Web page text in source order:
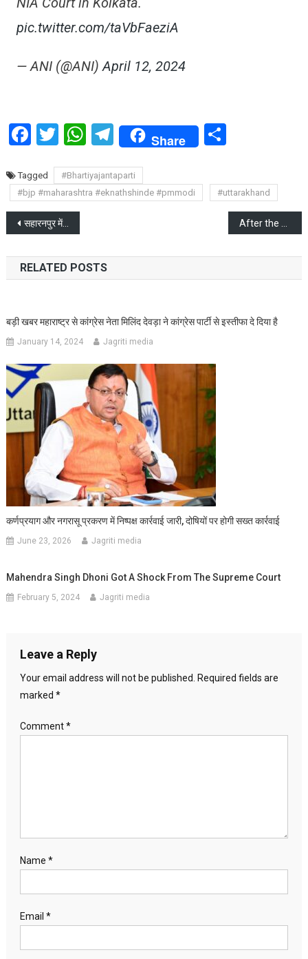
pic.twitter.com/taVbFaeziA
— ANI (@ANI)April 12, 2024
Facebook
Twitter
WhatsApp
Telegram
Share Share
Tagged
#Bhartiyajantaparti
#bjp #maharashtra #eknathshinde #pmmodi
#uttarakhand
Post
navigation
सहारनपुर में चुनावी रैली में गरजे मुख्यमंत्री योगी आदित्यनाथ After the elections, mobile network companies will give a shock by increasing the rates
RELATED POSTS
बड़ी खबर महाराष्ट्र से कांग्रेस नेता मिलिंद देवड़ा ने कांग्रेस पार्टी से इस्तीफा दे दिया है
January 14, 2024 Jagriti media
कर्णप्रयाग और नगरासू प्रकरण में निष्पक्ष कार्रवाई जारी, दोषियों पर होगी सख्त कार्रवाई
June 23, 2026 Jagriti media
Mahendra Singh Dhoni Got A Shock From The Supreme Court
February 5, 2024 Jagriti media
Leave a Reply
Your email address will not be published. Required fields are
marked *
Comment*
Name *
Email *